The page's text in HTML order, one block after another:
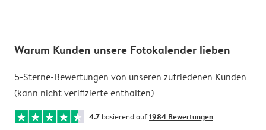
Warum Kunden unsere Fotokalender lieben
5-Sterne-Bewertungen von unseren zufriedenen Kunden
(kann nicht verifizierte enthalten)
4.7 basierend auf1984 Bewertungen